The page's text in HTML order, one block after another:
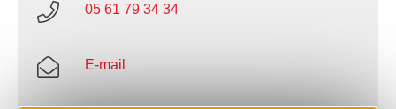
05 61 79 34 34
E-mail